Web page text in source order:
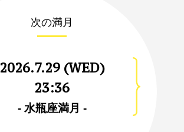
次の満月
2026.7.29 (WED)
23:36
- 水瓶座満月 -